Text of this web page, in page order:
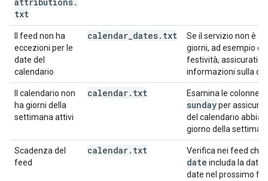
txt
Il feed non ha
eccezioni per le
date del
calendario
calendar dates. txt
Se il servizio non è
giorni, ad esempio
festività, assicurati
informazioni sulla
Il calendario non
ha giorni della
settimana attivi
calendar. txt Esamina le colonne
sundayper
del calendario abbia
giorno della
Scadenza del
feed
calendar. txt Verifica nei feed che
date includa la data
date nel prossimo